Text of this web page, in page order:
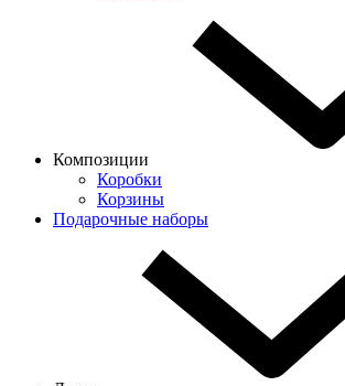
Композиции
Коробки
Корзины
Подарочные наборы